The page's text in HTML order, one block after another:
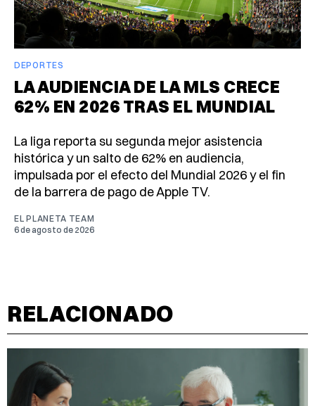
DEPORTES
LA AUDIENCIA DE LA MLS CRECE
62% EN 2026 TRAS EL MUNDIAL
La liga reporta su segunda mejor asistencia
histórica y un salto de 62% en audiencia,
impulsada por el efecto del Mundial 2026 y el fin
de la barrera de pago de Apple TV.
EL PLANETA TEAM
6 de agosto de 2026
RELACIONADO